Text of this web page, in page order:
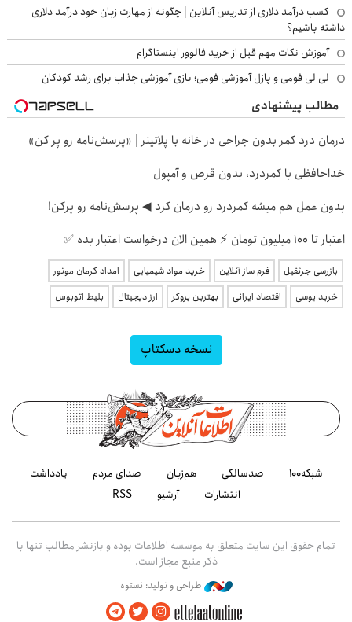
کسب درآمد دلاری از تدریس آنلاین | چگونه از مهارت زبان خود درآمد دلاری
داشته باشیم؟
آموزش نکات مهم قبل از خرید فالوور اینستاگرام
لی لی فومی و پازل آموزشی فومی؛ بازی آموزشی جذاب برای رشد کودکان
مطالب پیشنهادی
درمان درد کمر بدون جراحی در خانه با پلاتینر | «پرسش‌نامه رو پر کن»
خداحافظی با کمردرد، بدون قرص و آمپول
بدون عمل هم میشه کمردرد رو درمان کرد ◀ پرسش‎‌نامه رو پرکن!
اعتبار تا ۱۰۰ میلیون تومان ⚡ همین الان درخواست اعتبار بده ✅
بازرسی جرثقیل فرم ساز آنلاین خرید مواد شیمیایی
امداد کرمان موتور
خرید یوسی
اقتصاد ایرانی بهترین بروکر ارز دیجیتال بلیط اتوبوس
نسخه دسکتاپ
شبکه۱۰۰ صدسالگی هم‌زبان صدای مردم
یادداشت
انتشارات
آرشیو RSS
تمام حقوق این سایت متعلق به موسسه اطلاعات بوده و بازنشر مطالب تنها با
ذکر منبع مجاز است.
طراحی و تولید: نستوه